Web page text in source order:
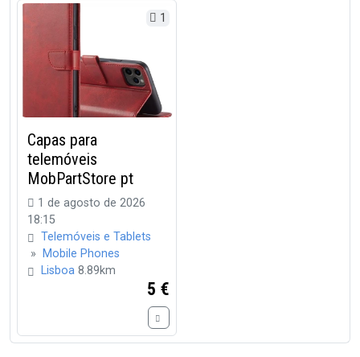
1
Capas para
telemóveis
MobPartStore pt
1 de agosto de 2026
18:15
Telemóveis e Tablets
»
Mobile Phones
Lisboa 8.89km
5 €